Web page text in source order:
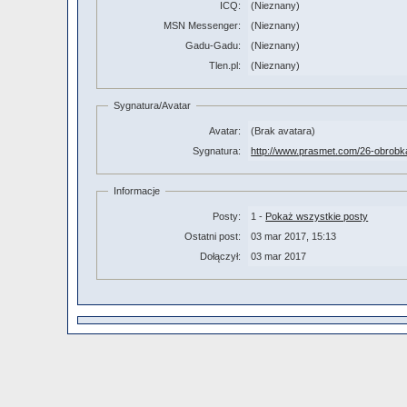
ICQ:
(Nieznany)
MSN Messenger:
(Nieznany)
Gadu-Gadu:
(Nieznany)
Tlen.pl:
(Nieznany)
Sygnatura/Avatar
Avatar:
(Brak avatara)
Sygnatura:
http://www.prasmet.com/26-
Informacje
Posty: 1 - Pokaż wszystkie posty
Ostatni post:
03 mar 2017, 15:13
Dołączył:
03 mar 2017